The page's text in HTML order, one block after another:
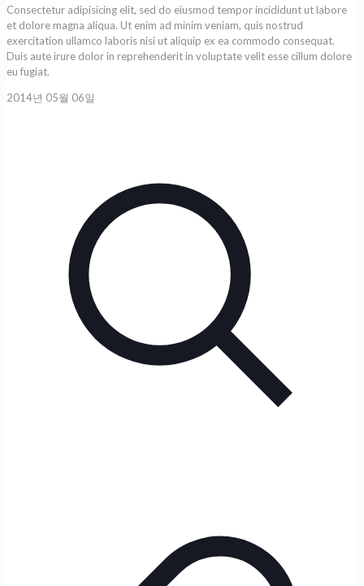
Consectetur adipisicing elit, sed do eiusmod tempor incididunt ut labore
et dolore magna aliqua. Ut enim ad minim veniam, quis nostrud
exercitation ullamco laboris nisi ut aliquip ex ea commodo consequat.
Duis aute irure dolor in reprehenderit in voluptate velit esse cillum dolore
eu fugiat.
2014년 05월 06일